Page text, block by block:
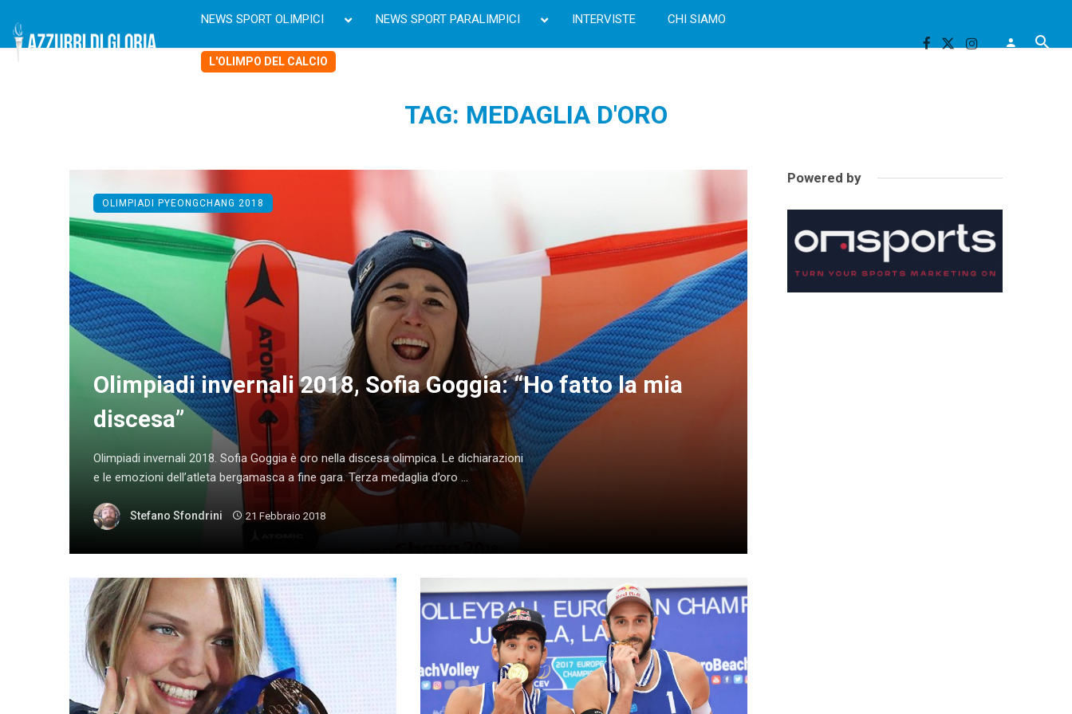
NEWS SPORT OLIMPICI NEWS SPORT PARALIMPICI INTERVISTE CHI SIAMO
L'OLIMPO DEL CALCIO
TAG: MEDAGLIA D'ORO
Olimpiadi invernali 2018, Sofia Goggia: “Ho fatto la mia
discesa”
Olimpiadi invernali 2018. Sofia Goggia è oro nella discesa olimpica. Le dichiarazioni
e le emozioni dell’atleta bergamasca a fine gara. Terza medaglia d’oro ...
Stefano Sfondrini 21 Febbraio 2018
OLIMPIADI PYEONGCHANG 2018
Powered by